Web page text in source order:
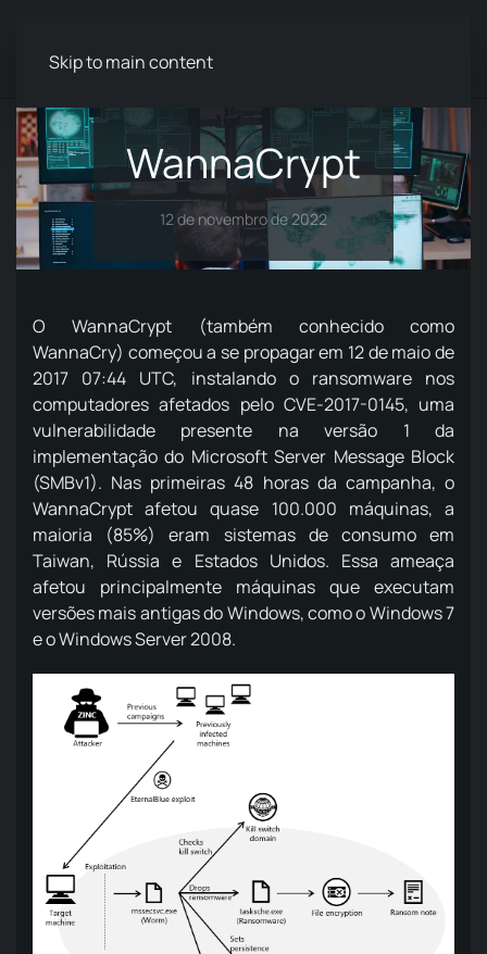
Skip to main content
WannaCrypt
12 de novembro de 2022
O WannaCrypt (também conhecido como
WannaCry) começou a se propagar em 12 de maio de
2017 07:44 UTC, instalando o ransomware nos
computadores afetados pelo CVE-2017-0145, uma
vulnerabilidade presente na versão 1 da
implementação do Microsoft Server Message Block
(SMBv1). Nas primeiras 48 horas da campanha, o
WannaCrypt afetou quase 100.000 máquinas, a
maioria (85%) eram sistemas de consumo em
Taiwan, Rússia e Estados Unidos. Essa ameaça
afetou principalmente máquinas que executam
versões mais antigas do Windows, como o Windows 7
e o Windows Server 2008.